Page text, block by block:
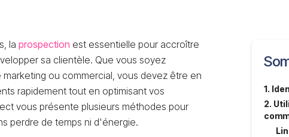
la prospection est essentielle pour accroître
sa clientèle. Que vous soyez
ou commercial, vous devez être en
rapidement tout en optimisant vos
vous présente plusieurs méthodes pour
perdre de temps ni d'énergie.
1.
2.